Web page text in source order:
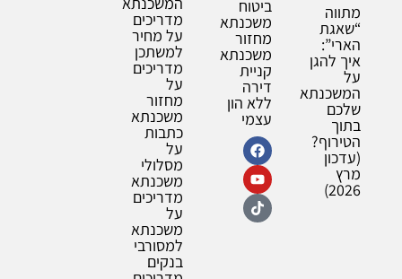
מתווה
“שאגת
הארי”:
איך להגן
על
המשכנתא
שלכם
בתוך
הטירוף?
(עדכון
מרץ
2026)
ביטוח
משכנתא
מחזור
משכנתא
קניית
דירה
ללא הון
עצמי
מדריכים
על מחיר
למשתכן
מדריכים
על
מחזור
משכנתא
כתבות
על
מסלולי
משכנתא
מדריכים
על
משכנתא
למסורבי
בנקים